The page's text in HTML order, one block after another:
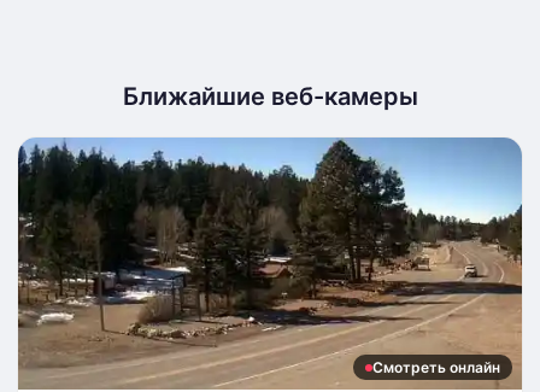
Ближайшие веб-камеры
Смотреть онлайн